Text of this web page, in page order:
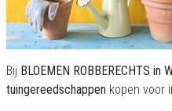
Bij BLOEMEN ROBBERECHTS in
tuingereedschappen kopen voor